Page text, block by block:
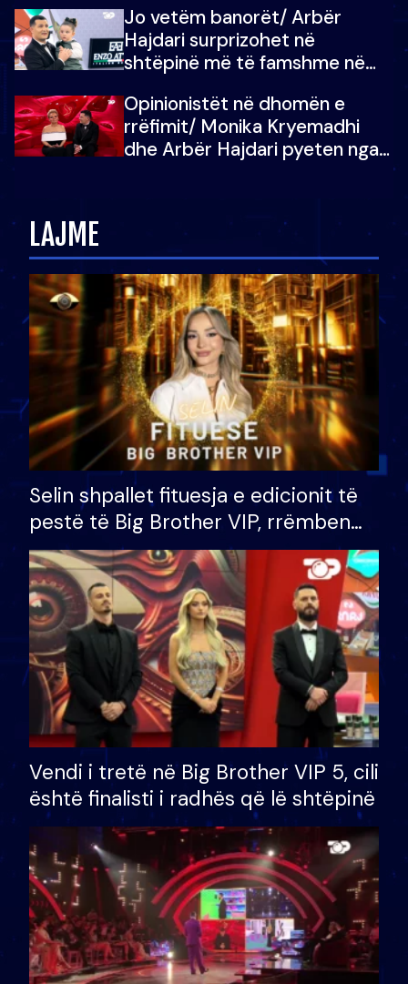
çoja luftën time deri në fund
Jo vetëm banorët/ Arbër
Hajdari surprizohet në
shtëpinë më të famshme në
vajzën e tij
Opinionistët në dhomën e
rrëfimit/ Monika Kryemadhi
dhe Arbër Hajdari pyeten nga
LAJME
Selin shpallet fituesja e edicionit të
pestë të Big Brother VIP, rrëmben
çmimin e madh prej 100 mijë eurosh
Vendi i tretë në Big Brother VIP 5, cili
është finalisti i radhës që lë shtëpinë